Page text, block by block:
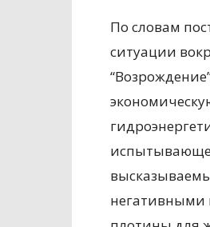
По словам
ситуации
негативными